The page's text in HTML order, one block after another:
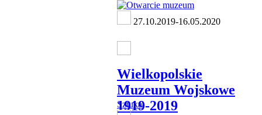
27.10.2019-16.05.2020
Wielkopolskie
Muzeum Wojskowe
1919-2019
Sztuka